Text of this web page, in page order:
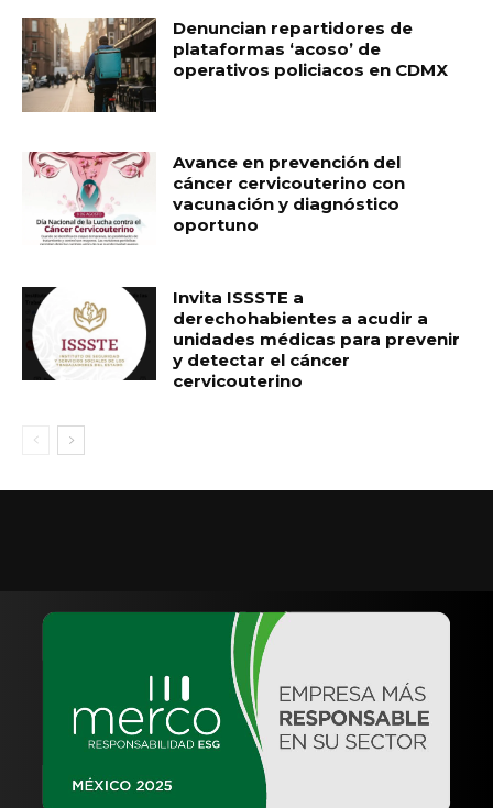
Denuncian repartidores de
plataformas ‘acoso’ de
operativos policiacos en CDMX
Avance en prevención del
cáncer cervicouterino con
vacunación y diagnóstico
oportuno
Invita ISSSTE a
derechohabientes a acudir a
unidades médicas para prevenir
y detectar el cáncer
cervicouterino